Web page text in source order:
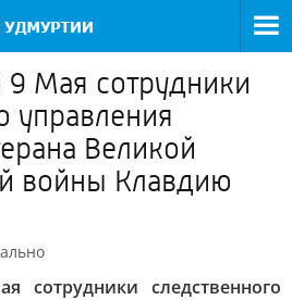
Мая сотрудники
управления
Великой
войны Клавдию
сотрудники следственного